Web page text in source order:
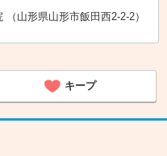
山形県山形市飯田西2-2-2）
キープ